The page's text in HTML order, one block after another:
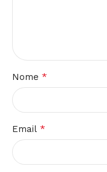
Nome *
Email *